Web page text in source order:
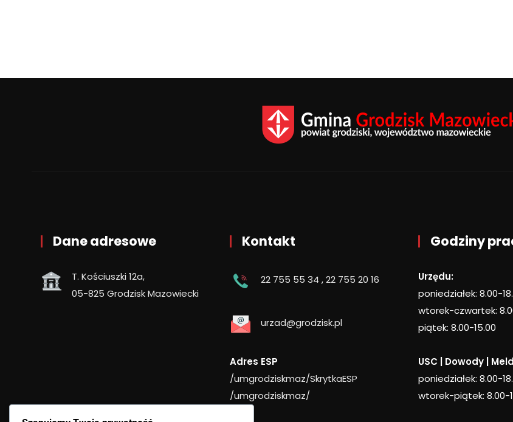
Dane adresowe
T. Kościuszki 12a,
05-825 Grodzisk Mazowiecki
Kontakt
22 755 55 34 ,22 755 20 16
urzad@grodzisk.pl
Adres ESP
/umgrodziskmaz/SkrytkaESP
/umgrodziskmaz/
Godziny
Urzędu:
poniedziałek: 8.00-
wtorek-czwartek:
piątek: 8.00-15.00
USC | Dowody |
poniedziałek: 8.00-
wtorek-piątek: 8.00-